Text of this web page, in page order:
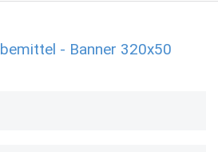
- Banner 320x50